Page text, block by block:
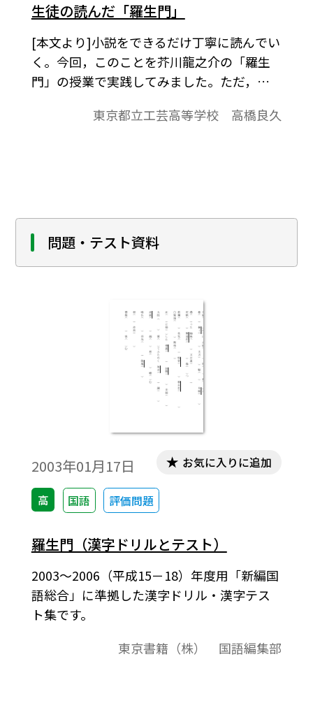
生徒の読んだ「羅生門」
[本文より]小説をできるだけ丁寧に読んでい
く。今回，このことを芥川龍之介の「羅生
門」の授業で実践してみました。ただ，こ
は，単に時間をかけるというだけではあり
ら，そこにある言葉や表現の一つ一つを吟
味していく。そしてその背後にあるものま
でも，できるだけつぶさに読み取っていき
ように「羅生門」を読んだかという，その報
東京都立工芸高等学校 高橋良久
問題・テスト資料
2003年01月17日
高 国語 評価問題
お気に入りに追加
羅生門（漢字ドリルとテスト）
2003～2006（平成15－18）年度用「新編国
語総合」に準拠した漢字ドリル・漢字テス
ト集です。
東京書籍（株） 国語編集部